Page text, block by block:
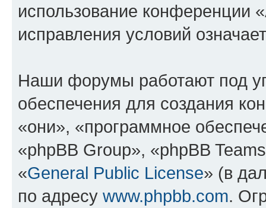
использование конференции
исправления условий
Наши форумы работают под
обеспечения для создания
«они», «программное
«phpBB Group», «phpBB
«General Public License» (в
по адресу www.phpbb.com.